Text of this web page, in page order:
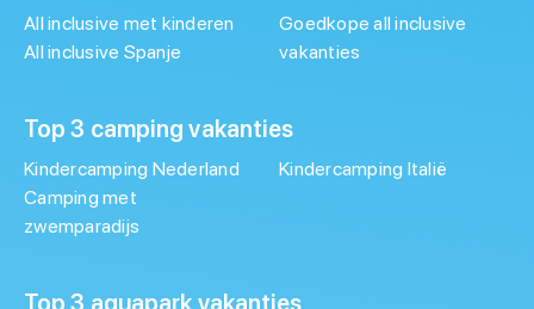
All inclusive met kinderen
All inclusive Spanje
Goedkope all inclusive
vakanties
Top 3 camping vakanties
Kindercamping Nederland
Camping met
zwemparadijs
Kindercamping Italië